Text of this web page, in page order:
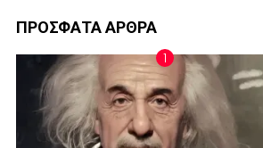
ΠΡΟΣΦΑΤΑ ΑΡΘΡΑ